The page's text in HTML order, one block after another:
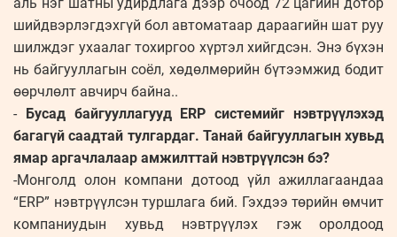
шийдвэрлэгдэхгүй бол автоматаар дараагийн шат руу
шилждэг ухаалаг тохиргоо хүртэл хийгдсэн. Энэ бүхэн
нь байгууллагын соёл, хөдөлмөрийн бүтээмжид бодит
өөрчлөлт авчирч байна..
- Бусад байгууллагууд ERP системийг нэвтрүүлэхэд
багагүй саадтай тулгардаг. Танай байгууллагын хувьд
ямар аргачлалаар амжилттай нэвтрүүлсэн бэ?
-Монголд олон компани дотоод үйл ажиллагаандаа
“ERP” нэвтрүүлсэн туршлага бий. Гэхдээ төрийн өмчит
компаниудын хувьд нэвтрүүлэх гэж оролдоод